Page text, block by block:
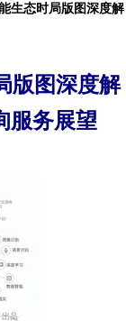
生态时局版图深度解
版图深度解
服务展望